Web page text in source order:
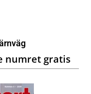
numret gratis